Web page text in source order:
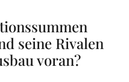
seine Rivalen
voran?